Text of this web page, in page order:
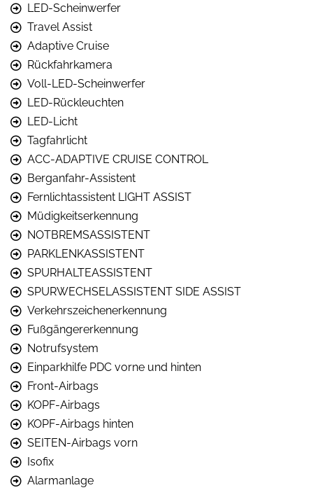
LED-Scheinwerfer
Travel Assist
Adaptive Cruise
Rückfahrkamera
Voll-LED-Scheinwerfer
LED-Rückleuchten
LED-Licht
Tagfahrlicht
ACC-ADAPTIVE CRUISE CONTROL
Berganfahr-Assistent
Fernlichtassistent LIGHT ASSIST
Müdigkeitserkennung
NOTBREMSASSISTENT
PARKLENKASSISTENT
SPURHALTEASSISTENT
SPURWECHSELASSISTENT SIDE ASSIST
Verkehrszeichenerkennung
Fußgängererkennung
Notrufsystem
Einparkhilfe PDC vorne und hinten
Front-Airbags
KOPF-Airbags
KOPF-Airbags hinten
SEITEN-Airbags vorn
Isofix
Alarmanlage